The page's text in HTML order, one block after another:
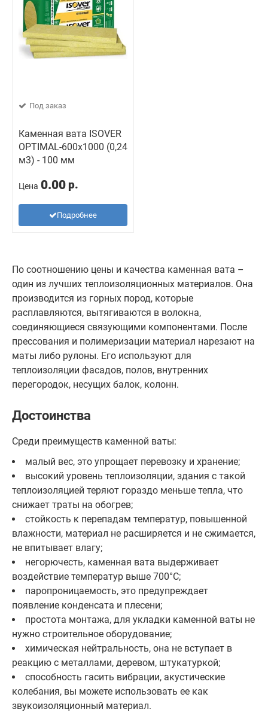
Под заказ
Каменная вата ISOVER
OPTIMAL-600x1000 (0,24
м3) - 100 мм
Цена 0.00 р.
Подробнее
По соотношению цены и качества каменная вата –
один из лучших теплоизоляционных материалов. Она
производится из горных пород, которые
расплавляются, вытягиваются в волокна,
соединяющиеся связующими компонентами. После
прессования и полимеризации материал нарезают на
маты либо рулоны. Его используют для
теплоизоляции фасадов, полов, внутренних
перегородок, несущих балок, колонн.
Достоинства
Среди преимуществ каменной ваты:
малый вес, это упрощает перевозку и хранение;
высокий уровень теплоизоляции, здания с такой
теплоизоляцией теряют гораздо меньше тепла, что
снижает траты на обогрев;
стойкость к перепадам температур, повышенной
влажности, материал не расширяется и не сжимается,
не впитывает влагу;
негорючесть, каменная вата выдерживает
воздействие температур выше 700°С;
паропроницаемость, это предупреждает
появление конденсата и плесени;
простота монтажа, для укладки каменной ваты не
нужно строительное оборудование;
химическая нейтральность, она не вступает в
реакцию с металлами, деревом, штукатуркой;
способность гасить вибрации, акустические
колебания, вы можете использовать ее как
звукоизоляционный материал.